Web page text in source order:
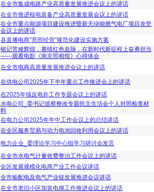
在全市集成电路产业高质量发展推进会议上的讲话
在全市推进核电装备产业高质量发展会议上的讲话
在全市重点能源项目建设推进暨新天绿能燃气电厂项目攻坚
会议上的讲话
县直播电商"亮照经营"规范化建设实施方案
铭记苦难辉煌，赓续红色血脉，在新时代新征程上奋勇担当
——观看电影《南京照相馆》心得体会
在全市电商高质量发展推进会议上的讲话
在供电公司2025年下半年重点工作推进会上的讲话
在2025年镇反电诈工作专题会议上的讲话
水电公司_委书记巡察整改专题民主生活会个人对照检查材
料
在电力公司2025年年中工作会议上的总结讲话
在全区服务贸易与动力电池回收利用会议上的讲话
电力企业_委理论学习中心组学习研讨会发言
在全市水电气计量收费整治工作会议上的讲话
全区发展规模化电商产业工作会议讲话
全市输配电及电气产业链发展推进会议讲话
在全市老旧小区加装电梯工作推进会议上的讲话